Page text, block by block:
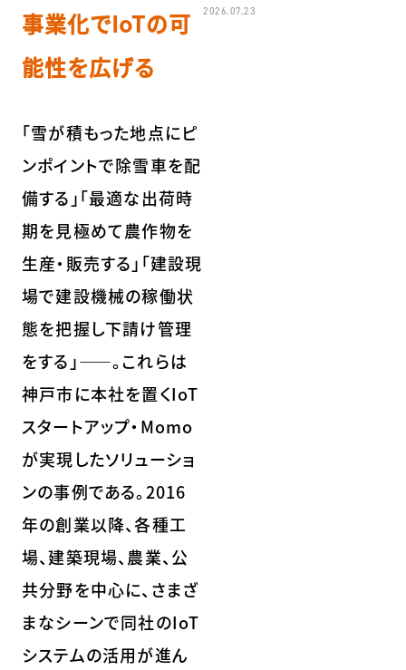
事業化でIoTの可
能性を広げる
「雪が積もった地点にピ
ンポイントで除雪車を配
備する」「最適な出荷時
期を見極めて農作物を
生産・販売する」「建設現
場で建設機械の稼働状
態を把握し下請け管理
をする」――。これらは
神戸市に本社を置くIoT
スタートアップ・Momo
が実現したソリューショ
ンの事例である。2016
年の創業以降、各種工
場、建築現場、農業、公
共分野を中心に、さまざ
まなシーンで同社のIoT
システムの活用が進ん
2026.07.23